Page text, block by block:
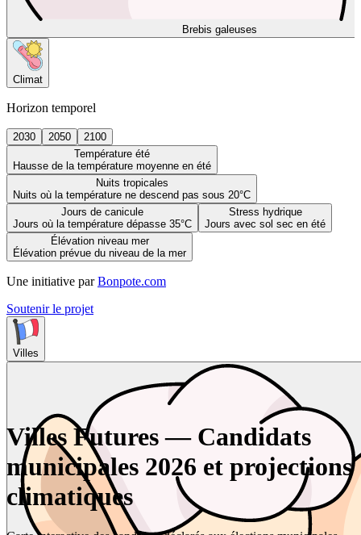
Brebis galeuses
Climat
Horizon temporel
2030 2050
2100
Température été
Hausse de la température moyenne en été
Nuits tropicales
Nuits où la température ne descend pas sous 20°C
Jours de canicule
Jours où la température dépasse 35°C
Stress hydrique
Jours avec sol sec en été
Élévation niveau mer
Élévation prévue du niveau de la mer
Une initiative par Bonpote.com
Soutenir le projet
Villes
Villes Futures — Candidats
municipales 2026 et projections
climatiques